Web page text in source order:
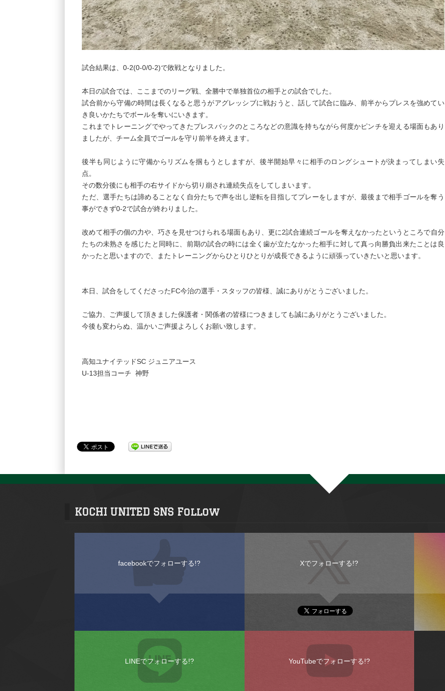
試合結果は、0-2(0-0/0-2)で敗戦となりました。
本日の試合では、ここまでのリーグ戦、全勝中で単独首位の相手との試合でした。
試合前から守備の時間は長くなると思うがアグレッシブに戦おうと、話して試合に臨み、前半からプレスを強めてい
き良いかたちでボールを奪いにいきます。
これまでトレーニングでやってきたプレスバックのところなどの意識を持ちながら何度かピンチを迎える場面もあり
ましたが、チーム全員でゴールを守り前半を終えます。
後半も同じように守備からリズムを掴もうとしますが、後半開始早々に相手のロングシュートが決まってしまい失
点。
その数分後にも相手の右サイドから切り崩され連続失点をしてしまいます。
ただ、選手たちは諦めることなく自分たちで声を出し逆転を目指してプレーをしますが、最後まで相手ゴールを奪う
事ができず0-2で試合が終わりました。
改めて相手の個の力や、巧さを見せつけられる場面もあり、更に2試合連続ゴールを奪えなかったというところで自分
たちの未熟さを感じたと同時に、前期の試合の時には全く歯が立たなかった相手に対して真っ向勝負出来たことは良
かったと思いますので、またトレーニングからひとりひとりが成長できるように頑張っていきたいと思います。
本日、試合をしてくださったFC今治の選手・スタッフの皆様、誠にありがとうございました。
ご協力、ご声援して頂きました保護者・関係者の皆様につきましても誠にありがとうございました。
今後も変わらぬ、温かいご声援よろしくお願い致します。
高知ユナイテッドSC ジュニアユース
U-13担当コーチ 神野
KOCHI UNITED SNS Follow
facebookでフォローする!? Xでフォローする!?
LINEでフォローする!? YouTubeでフォローする!?